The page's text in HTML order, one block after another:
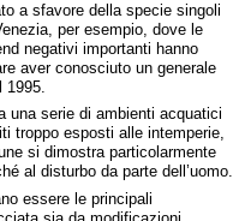
a sfavore della specie singoli
per esempio, dove le
negativi importanti hanno
aver conosciuto un generale
1995.
una serie di ambienti acquatici
troppo esposti alle intemperie,
si dimostra particolarmente
al disturbo da parte dell’uomo.
essere le principali